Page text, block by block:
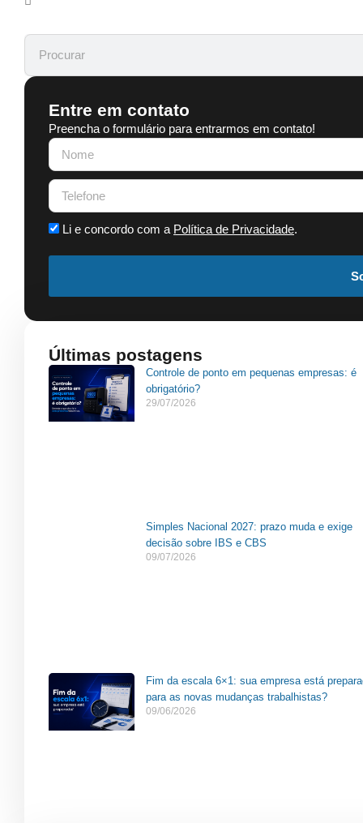
Entre em contato
Preencha o formulário para entrarmos em contato!
Li e concordo com a Política de Privacidade.
Últimas postagens
Controle de ponto em pequenas empresas: é
obrigatório?
29/07/2026
Simples Nacional 2027: prazo muda e exige
decisão sobre IBS e CBS
09/07/2026
Fim da escala 6×1: sua empresa está
para as novas mudanças trabalhistas?
09/06/2026